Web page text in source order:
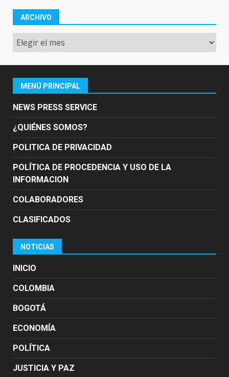
ARCHIVO
Archivo
MENÚ PRINCIPAL
NEWS PRESS SERVICE
¿QUIÉNES SOMOS?
POLITICA DE PRIVACIDAD
POLÍTICA DE PROCEDENCIA Y USO DE LA
INFORMACION
COLABORADORES
CLASIFICADOS
NOTICIAS
INICIO
COLOMBIA
BOGOTÁ
ECONOMÍA
POLÍTICA
JUSTICIA Y PAZ